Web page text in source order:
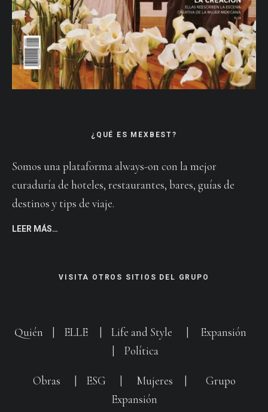
¿QUÉ ES MEXBEST?
Somos una plataforma always-on con la mejor
curaduría de hoteles, restaurantes, bares, guías de
destinos y tips de viaje.
LEER MÁS…
VISITA OTROS SITIOS DEL GRUPO
Quién ELLE Life and Style
Expansión
Política
Obras ESG Mujeres
Grupo
Expansión